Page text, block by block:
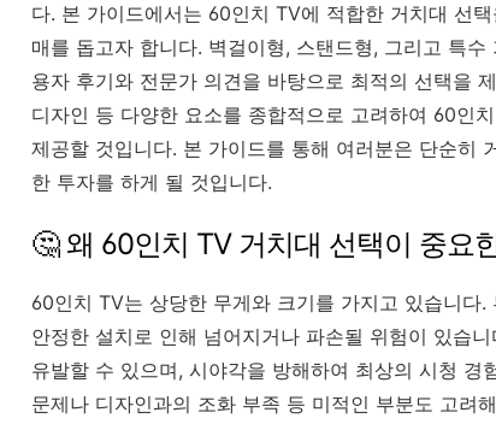
다. 본 가이드에서는 60인치 TV에 적합한 거치대 선
매를 돕고자 합니다. 벽걸이형, 스탠드형, 그리고 특
용자 후기와 전문가 의견을 바탕으로 최적의 선택을
디자인 등 다양한 요소를 종합적으로 고려하여 60인
제공할 것입니다. 본 가이드를 통해 여러분은 단순히
한 투자를 하게 될 것입니다.
🤔 왜 60인치 TV 거치대 선택이 중요
60인치 TV는 상당한 무게와 크기를 가지고 있습니다
안정한 설치로 인해 넘어지거나 파손될 위험이 있습
유발할 수 있으며, 시야각을 방해하여 최상의 시청
문제나 디자인과의 조화 부족 등 미적인 부분도 고려